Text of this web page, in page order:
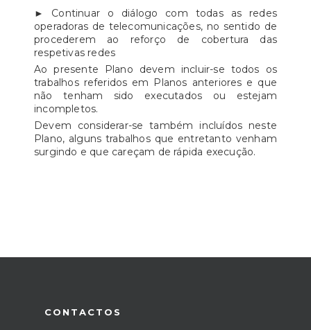
► Continuar o diálogo com todas as redes
operadoras de telecomunicações, no sentido de
procederem ao reforço de cobertura das
respetivas redes
Ao presente Plano devem incluir-se todos os
trabalhos referidos em Planos anteriores e que
não tenham sido executados ou estejam
incompletos.
Devem considerar-se também incluídos neste
Plano, alguns trabalhos que entretanto venham
surgindo e que careçam de rápida execução.
CONTACTOS